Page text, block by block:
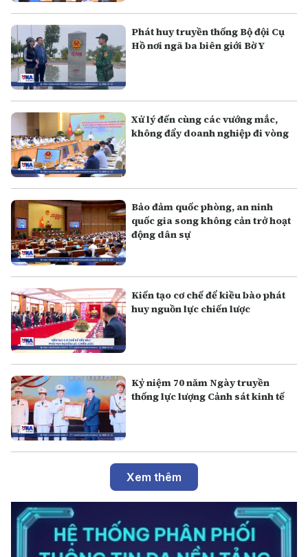
Phát huy truyền thống Bộ đội Cụ
Hồ nơi ngã ba biên giới Bờ Y
Xử lý đến cùng các vướng mắc,
không đẩy doanh nghiệp đi vòng
Bảo đảm quốc phòng, an ninh
quốc gia song không cản trở hoạt
động dân sự
Kiến tạo cơ chế để kiều bào phát
huy nguồn lực chiến lược
Kỷ niệm 70 năm Ngày truyền
thống lực lượng Cảnh sát kinh tế
Xem thêm